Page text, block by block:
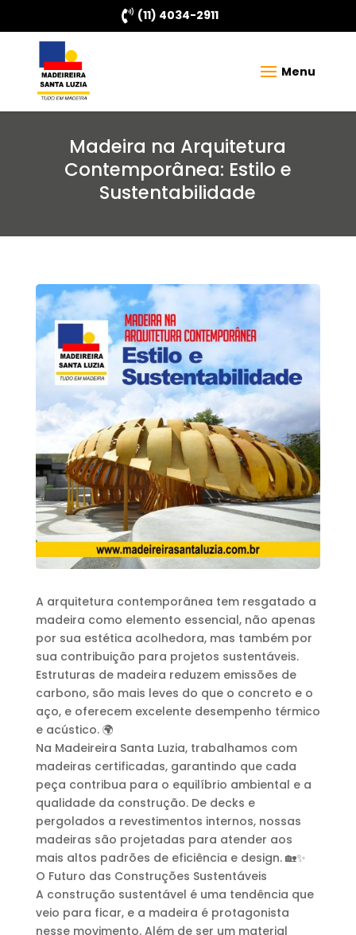
 (11) 4034-2911
Madeira na Arquitetura
Contemporânea: Estilo e
Sustentabilidade
A arquitetura contemporânea tem resgatado a
madeira como elemento essencial, não apenas
por sua estética acolhedora, mas também por
sua contribuição para projetos sustentáveis.
Estruturas de madeira reduzem emissões de
carbono, são mais leves do que o concreto e o
aço, e oferecem excelente desempenho térmico
e acústico. 🌍
Na Madeireira Santa Luzia, trabalhamos com
madeiras certificadas, garantindo que cada
peça contribua para o equilíbrio ambiental e a
qualidade da construção. De decks e
pergolados a revestimentos internos, nossas
madeiras são projetadas para atender aos
mais altos padrões de eficiência e design. 🏡✨
O Futuro das Construções Sustentáveis
A construção sustentável é uma tendência que
veio para ficar, e a madeira é protagonista
nesse movimento. Além de ser um material